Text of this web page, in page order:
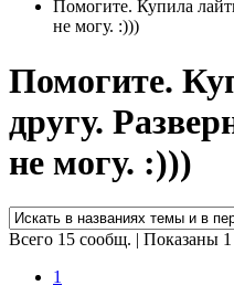
Помогите. Купила
не могу. :)))
Помогите.
другу.
не могу. :)))
Всего 15 сообщ. | Показаны
1